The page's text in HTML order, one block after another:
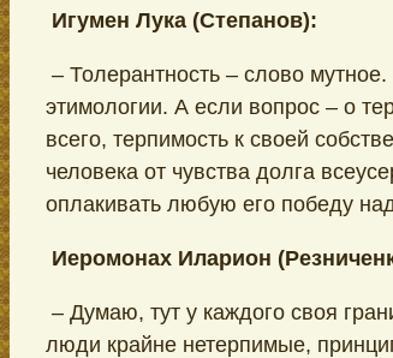
Игумен Лука (Степанов):
– Толерантность – слово
этимологии. А если вопрос – о
всего, терпимость к своей
человека от чувства долга
оплакивать любую его победу
Иеромонах Иларион
– Думаю, тут у каждого своя
люди крайне нетерпимые,